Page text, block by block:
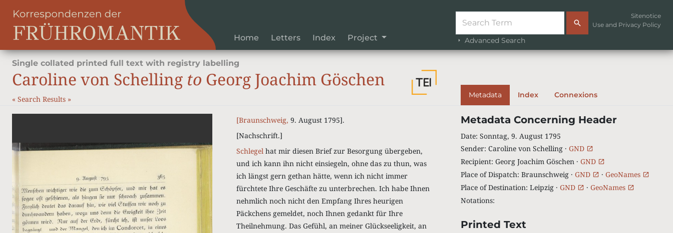
Home Letters Index Project Advanced Search
Sitenotice
Use and Privacy Policy
Single collated printed full text with registry labelling
Caroline von Schelling to Georg Joachim Göschen
« Search Results » Metadata Index Connexions
[Braunschweig, 9. August 1795].
[Nachschrift.]
Schlegelhat mir diesen Brief zur Besorgung übergeben,
und ich kann ihn nicht einsiegeln, ohne das zu thun, was
ich längst gern gethan hätte, wenn ich nicht immer
fürchtete Ihre Geschäfte zu unterbrechen. Ich habe Ihnen
nehmlich noch nicht den Empfang Ihres heurigen
Päckchens gemeldet, noch Ihnen gedankt für Ihre
Theilnehmung. Das Gefühl, an meiner Glückseeligkeit, an
Metadata Concerning Header
Date: Sonntag, 9. August 1795
Sender: Caroline von Schelling · GND
Recipient: Georg Joachim Göschen · GND
Place of Dispatch: Braunschweig · GND · GeoNames
Place of Destination: Leipzig · GND · GeoNames
Notations:
Printed Text